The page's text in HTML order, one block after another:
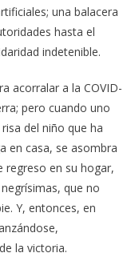
una balacera
hasta el
indetenible.
acorralar a la COVID-
pero cuando uno
del niño que ha
en casa, se asombra
regreso en su hogar,
que no
Y, entonces, en
la victoria.